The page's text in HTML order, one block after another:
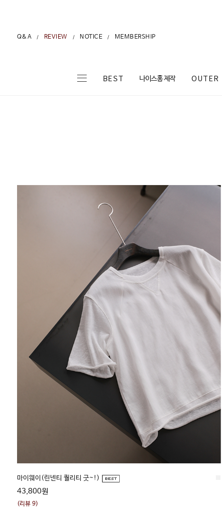
Q&A / REVIEW / NOTICE / MEMBERSHIP
BEST 나이스홍 제작 OUTER
북크 (린넨100, 여름자켓으로도 가능)
69,000원
(리뷰 7)